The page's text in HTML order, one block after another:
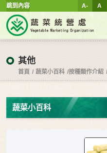
跳到內容 A- A
其他
首頁 蔬菜小百科 按種類作介紹
蔬菜小百科